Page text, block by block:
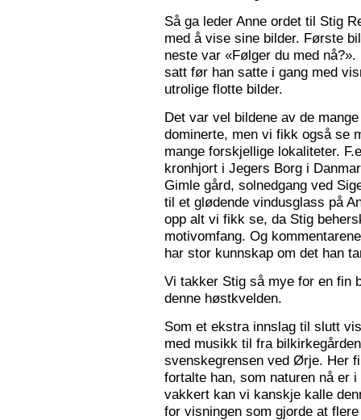
Så ga leder Anne ordet til Stig
med å vise sine bilder. Første
neste var «Følger du med
satt før han satte i gang med
utrolige flotte bilder.
Det var vel bildene av de
dominerte, men vi fikk også se
mange forskjellige lokaliteter.
kronhjort i Jegers Borg i
Gimle gård, solnedgang ved
til et glødende vindusglass på
opp alt vi fikk se, da Stig
motivomfang. Og
har stor kunnskap om det han
Vi takker Stig så mye for en fin
denne høstkvelden.
Som et ekstra innslag til slutt
med musikk til fra
svenskegrensen ved Ørje. Her
fortalte han, som naturen nå er
vakkert kan vi kanskje kalle
for visningen som gjorde at